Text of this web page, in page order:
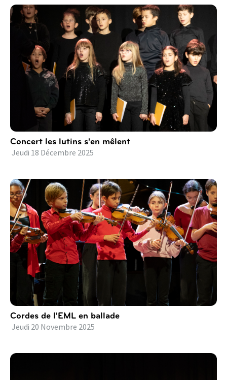
Concert les lutins s'en mêlent
Jeudi 18 Décembre 2025
Cordes de l'EML en ballade
Jeudi 20 Novembre 2025